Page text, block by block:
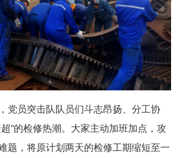
党员突击队队员们斗志昂扬、分工协
”的检修热潮。大家主动加班加点，攻
题，将原计划两天的检修工期缩短至一